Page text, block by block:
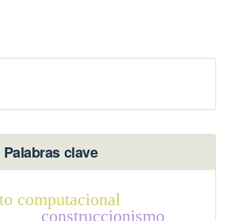
Palabras clave
construccionismo
computacional